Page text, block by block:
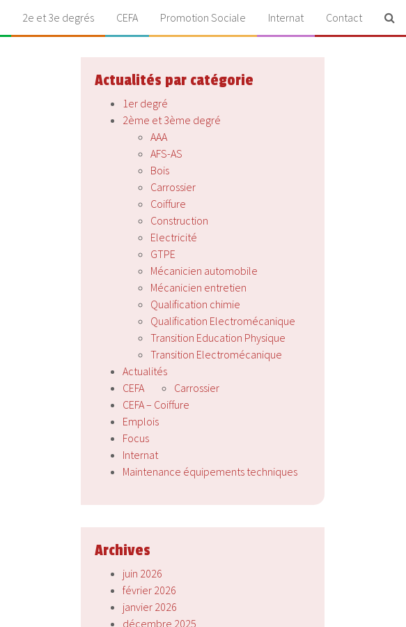
2e et 3e degrés CEFA Promotion Sociale Internat Contact
Actualités par catégorie
1er degré
2ème et 3ème degré
AAA
AFS-AS
Bois
Carrossier
Coiffure
Construction
Electricité
GTPE
Mécanicien automobile
Mécanicien entretien
Qualification chimie
Qualification Electromécanique
Transition Education Physique
Transition Electromécanique
Actualités
CEFA
Carrossier
CEFA – Coiffure
Emplois
Focus
Internat
Maintenance équipements techniques
Archives
juin 2026
février 2026
janvier 2026
décembre 2025